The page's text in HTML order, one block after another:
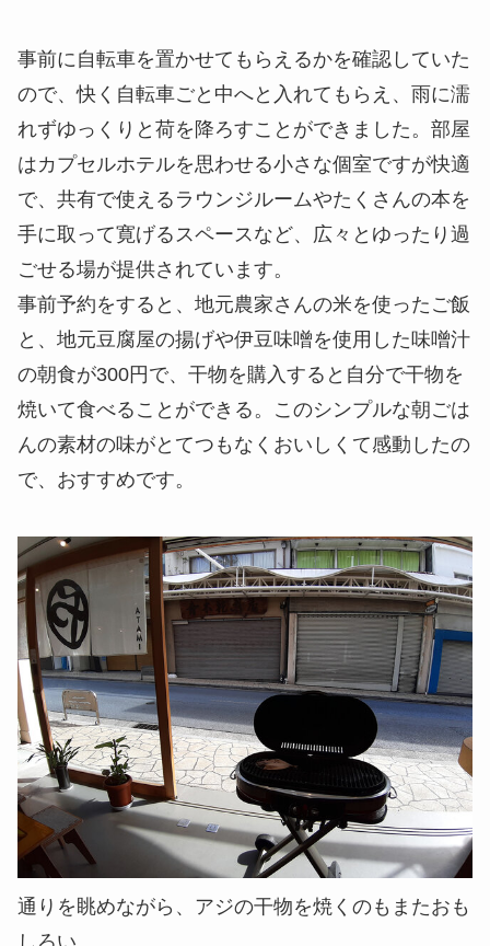
事前に自転車を置かせてもらえるかを確認していた
ので、快く自転車ごと中へと入れてもらえ、雨に濡
れずゆっくりと荷を降ろすことができました。部屋
はカプセルホテルを思わせる小さな個室ですが快適
で、共有で使えるラウンジルームやたくさんの本を
手に取って寛げるスペースなど、広々とゆったり過
ごせる場が提供されています。
事前予約をすると、地元農家さんの米を使ったご飯
と、地元豆腐屋の揚げや伊豆味噌を使用した味噌汁
の朝食が300円で、干物を購入すると自分で干物を
焼いて食べることができる。このシンプルな朝ごは
んの素材の味がとてつもなくおいしくて感動したの
で、おすすめです。
通りを眺めながら、アジの干物を焼くのもまたおも
しろい。